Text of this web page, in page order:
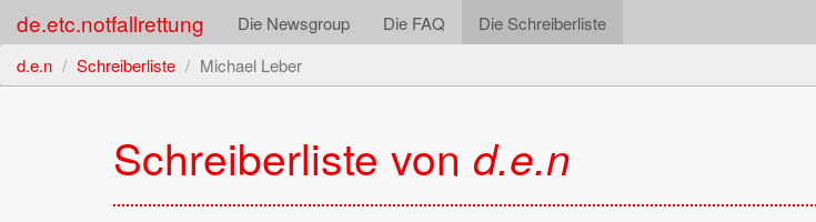
de.etc.notfallrettung Die Newsgroup Die FAQ Die Schreiberliste
d.e.n
Schreiberliste Michael Leber
Schrei­ber­lis­te von d.e.n